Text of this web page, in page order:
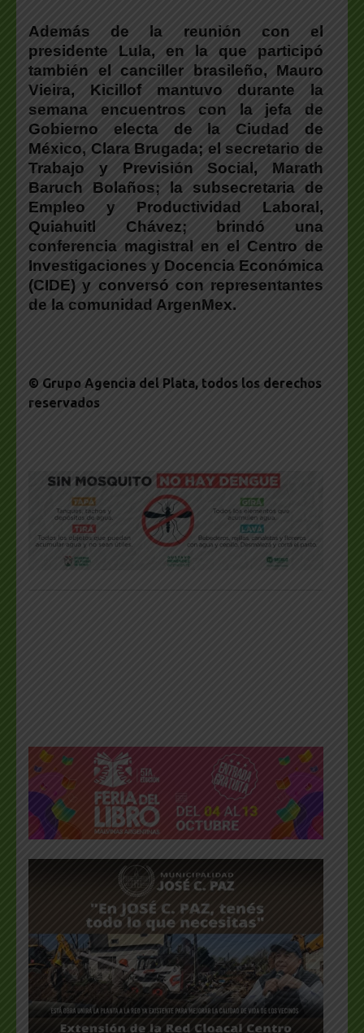
Además de la reunión con el
presidente Lula, en la que participó
también el canciller brasileño, Mauro
Vieira, Kicillofmantuvo durante la
semana encuentros con la jefa de
Gobierno electa de la Ciudad de
México, Clara Brugada; el secretario de
Trabajo y Previsión Social, Marath
Baruch Bolaños; la subsecretaria de
Empleo y Productividad Laboral,
Quiahuitl Chávez; brindó una
conferencia magistral en el Centro de
Investigaciones y Docencia Económica
(CIDE) y conversó con representantes
de la comunidad ArgenMex.
© Grupo Agencia del Plata, todos los derechos
reservados